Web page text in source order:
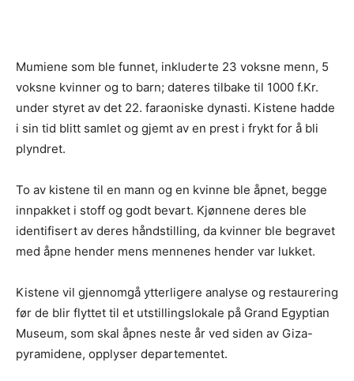
Mumiene som ble funnet, inkluderte 23 voksne menn, 5
voksne kvinner og to barn; dateres tilbake til 1000 f.Kr.
under styret av det 22. faraoniske dynasti. Kistene hadde
i sin tid blitt samlet og gjemt av en prest i frykt for å bli
plyndret.
To av kistene til en mann og en kvinne ble åpnet, begge
innpakket i stoff og godt bevart. Kjønnene deres ble
identifisert av deres håndstilling, da kvinner ble begravet
med åpne hender mens mennenes hender var lukket.
Kistene vil gjennomgå ytterligere analyse og restaurering
før de blir flyttet til et utstillingslokale på Grand Egyptian
Museum, som skal åpnes neste år ved siden av Giza-
pyramidene, opplyser departementet.